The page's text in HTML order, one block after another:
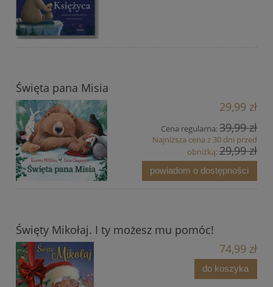
Święta pana Misia
29,99 zł
Cena regularna:39,99 zł
Najniższa cena z 30 dni przed
obniżką:29,99 zł
powiadom o dostępności
Święty Mikołaj. I ty możesz mu pomóc!
74,99 zł
do koszyka